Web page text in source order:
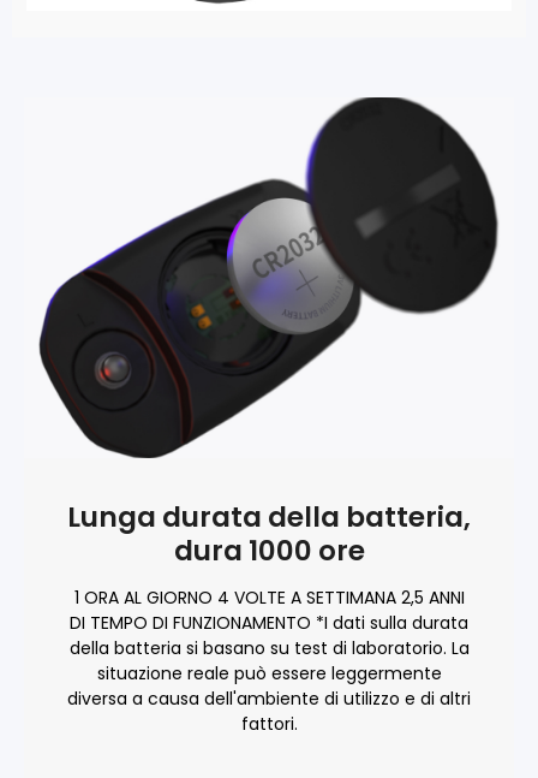
Lunga durata della batteria,
dura 1000 ore
1 ORA AL GIORNO 4 VOLTE A SETTIMANA 2,5 ANNI
DI TEMPO DI FUNZIONAMENTO *I dati sulla durata
della batteria si basano su test di laboratorio. La
situazione reale può essere leggermente
diversa a causa dell'ambiente di utilizzo e di altri
fattori.